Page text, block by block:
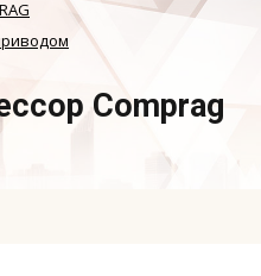
Comprag